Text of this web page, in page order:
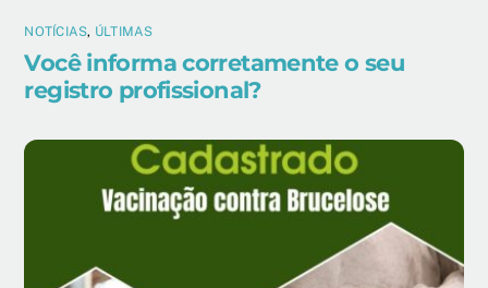
NOTÍCIAS, ÚLTIMAS
Você informa corretamente o seu
registro profissional?